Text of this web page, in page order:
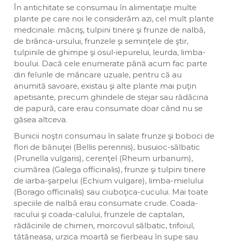
În antichitate se consumau în alimentaţie multe
plante pe care noi le considerăm azi, cel mult plante
medcinale: măcriş, tulpini tinere şi frunze de nalbă,
de brânca-ursului, frunzele şi seminţele de ştir,
tulpinile de ghimpe şi osul-iepurelui, leurda, limba-
boului. Dacă cele enumerate până acum fac parte
din felurile de mâncare uzuale, pentru că au
anumită savoare, existau şi alte plante mai puţin
apetisante, precum ghindele de stejar sau rădăcina
de papură, care erau consumate doar când nu se
găsea altceva.
Bunicii noştri consumau în salate frunze şi boboci de
flori de bănuţei (Bellis perennis), busuioc-sălbatic
(Prunella vulgaris), cerenţel (Rheum urbanum),
ciumărea (Galega officinalis), frunze şi tulpini tinere
de iarba-şarpelui (Echium vulgare), limba-mielului
(Borago officinalis) sau ciuboţica-cucului. Mai toate
speciile de nalbă erau consumate crude. Coada-
racului şi coada-calului, frunzele de captalan,
rădăcinile de chimen, morcovul sălbatic, trifoiul,
tătăneasa, urzica moartă se fierbeau în supe sau